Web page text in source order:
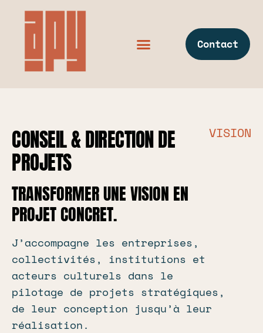
Contact
VISION
CONSEIL & DIRECTION DE
PROJETS
TRANSFORMER UNE VISION EN
PROJET CONCRET.
J’accompagne les entreprises,
collectivités, institutions et
acteurs culturels dans le
pilotage de projets stratégiques,
de leur conception jusqu’à leur
réalisation.